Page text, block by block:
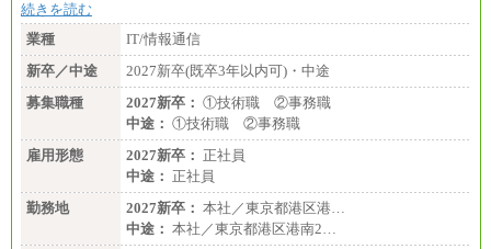
続きを読む
業種
IT/情報通信
新卒／中途
2027新卒(既卒3年以内可)・中途
募集職種
2027新卒： ①技術職 ②事務職
中途： ①技術職 ②事務職
雇用形態
2027新卒： 正社員
中途： 正社員
勤務地
2027新卒： 本社／東京都港区港…
中途： 本社／東京都港区港南2…